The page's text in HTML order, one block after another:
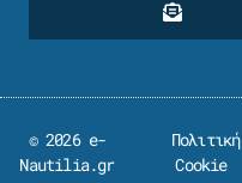
© 2026 e-
Nautilia.gr
Πολιτική
Cookie